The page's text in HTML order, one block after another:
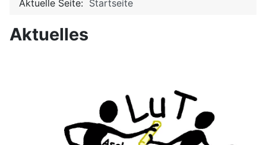
Aktuelle Seite: Startseite
Aktuelles